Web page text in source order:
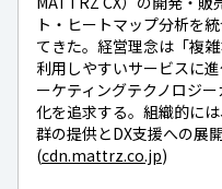
ト・ヒートマップ分析を
てきた。経営理念は「複
利用しやすいサービスに
ーケティングテクノロジ
化を追求する。組織的に
群の提供とDX支援への展
(cdn.mattrz.co.jp)